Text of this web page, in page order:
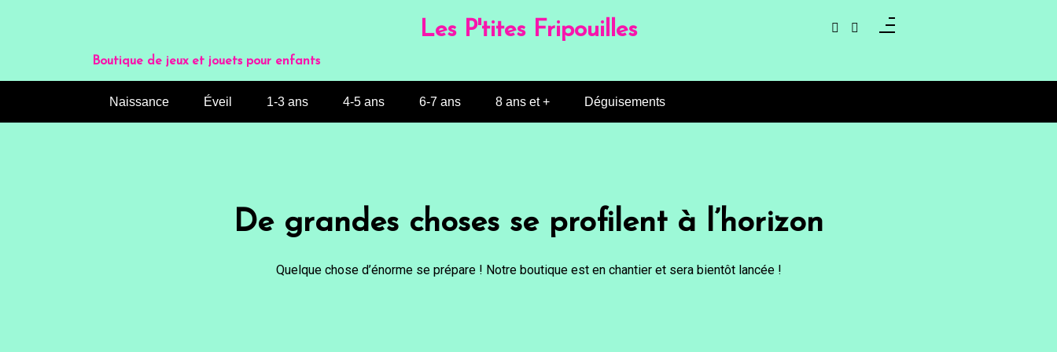
Les P'tites Fripouilles
Boutique de jeux et jouets pour enfants
Naissance Éveil 1-3 ans 4-5 ans 6-7 ans 8 ans et + Déguisements
De grandes choses se profilent à l’horizon
Quelque chose d’énorme se prépare ! Notre boutique est en chantier et sera bientôt lancée !